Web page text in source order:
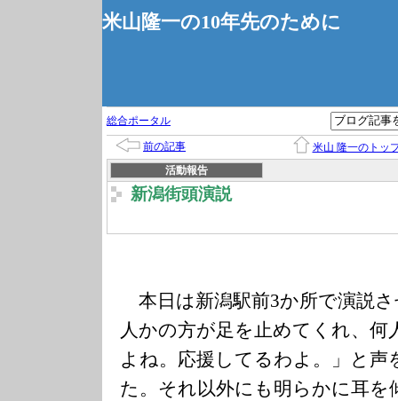
米山隆一の10年先のために
総合ポータル
前の記事
米山 隆一のトッ
活動報告
新潟街頭演説
本日は新潟駅前3か所で演説
人かの方が足を止めてくれ、何
よね。応援してるわよ。」と
た。それ以外にも明らかに耳